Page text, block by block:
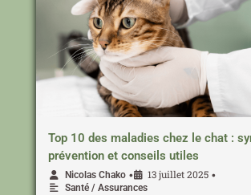
Top 10 des maladies chez le chat :
prévention et conseils utiles
Nicolas Chako • 13 juillet 2025 •
Santé / Assurances